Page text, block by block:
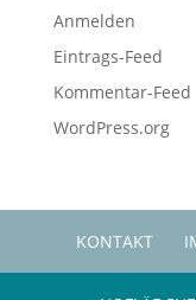
Anmelden
Eintrags-Feed
Kommentar-Feed
WordPress.org
KONTAKT